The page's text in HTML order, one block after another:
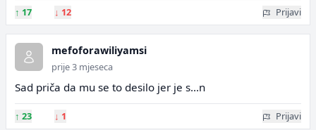
↑ 17 ↓ 12 Prijavi
mefoforawiliyamsi
prije 3 mjeseca
Sad priča da mu se to desilo jer je s...n
↑ 23 ↓ 1 Prijavi